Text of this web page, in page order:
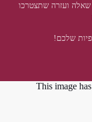
שאלה ועזרה שתצטרכו
שלכם!